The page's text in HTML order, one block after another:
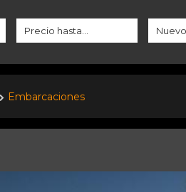
Embarcaciones